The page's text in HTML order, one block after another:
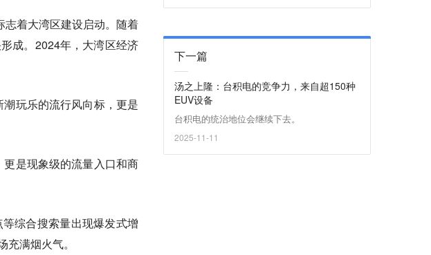
着大湾区建设启动。随着
成。2024年，大湾区经济
玩乐的流行风向标，更是
是现象级的流量入口和商
综合搜索量出现爆发式增
满烟火气。
下一篇
汤之上隆：台积电的竞争力，来自超150种
EUV设备
台积电的统治地位会继续下去。
2025-11-11